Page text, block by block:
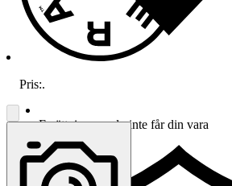
Ersättning om du inte får din vara
Pris:.